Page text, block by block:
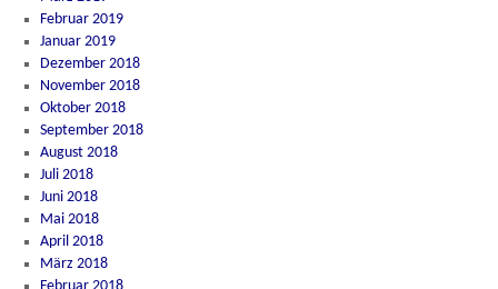
Februar 2019
Januar 2019
Dezember 2018
November 2018
Oktober 2018
September 2018
August 2018
Juli 2018
Juni 2018
Mai 2018
April 2018
März 2018